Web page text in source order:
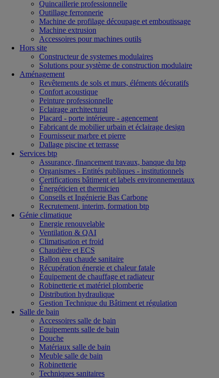
Quincaillerie professionnelle
Outillage ferronnerie
Machine de profilage découpage et emboutissage
Machine extrusion
Accessoires pour machines outils
Hors site
Constructeur de systemes modulaires
Solutions pour système de construction modulaire
Aménagement
Revêtements de sols et murs, éléments décoratifs
Confort acoustique
Peinture professionnelle
Eclairage architectural
Placard - porte intérieure - agencement
Fabricant de mobilier urbain et éclairage design
Fournisseur marbre et pierre
Dallage piscine et terrasse
Services btp
Assurance, financement travaux, banque du btp
Organismes - Entités publiques - institutionnels
Certifications bâtiment et labels environnementaux
Énergéticien et thermicien
Conseils et Ingénierie Bas Carbone
Recrutement, interim, formation btp
Génie climatique
Energie renouvelable
Ventilation & QAI
Climatisation et froid
Chaudière et ECS
Ballon eau chaude sanitaire
Récupération énergie et chaleur fatale
Équipement de chauffage et radiateur
Robinetterie et matériel plomberie
Distribution hydraulique
Gestion Technique du Bâtiment et régulation
Salle de bain
Accessoires salle de bain
Equipements salle de bain
Douche
Matériaux salle de bain
Meuble salle de bain
Robinetterie
Techniques sanitaires